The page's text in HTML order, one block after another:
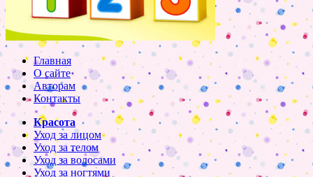
Главная
О сайте
Авторам
Контакты
Красота
Уход за лицом
Уход за телом
Уход за волосами
Уход за ногтями